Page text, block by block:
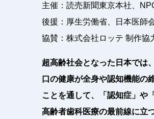
主催：読売新聞東京本社、
後援：厚生労働省、日本医師
協賛：株式会社ロッテ 制作協
超高齢社会となった日本では
口の健康が全身や認知機能の
ことを通して、「認知症」や
高齢者歯科医療の最前線に立